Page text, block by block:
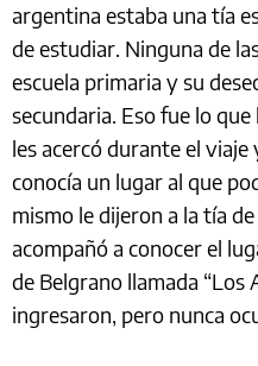
argentina estaba una tía
de estudiar. Ninguna de
escuela primaria y su
secundaria. Eso fue lo
les acercó durante el viaje
conocía un lugar al que
mismo le dijeron a la tía
acompañó a conocer el
de Belgrano llamada “Los
ingresaron, pero nunca